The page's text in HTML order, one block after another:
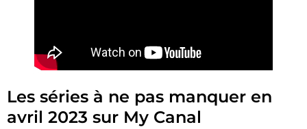
Les séries à ne pas manquer en
avril 2023 sur My Canal